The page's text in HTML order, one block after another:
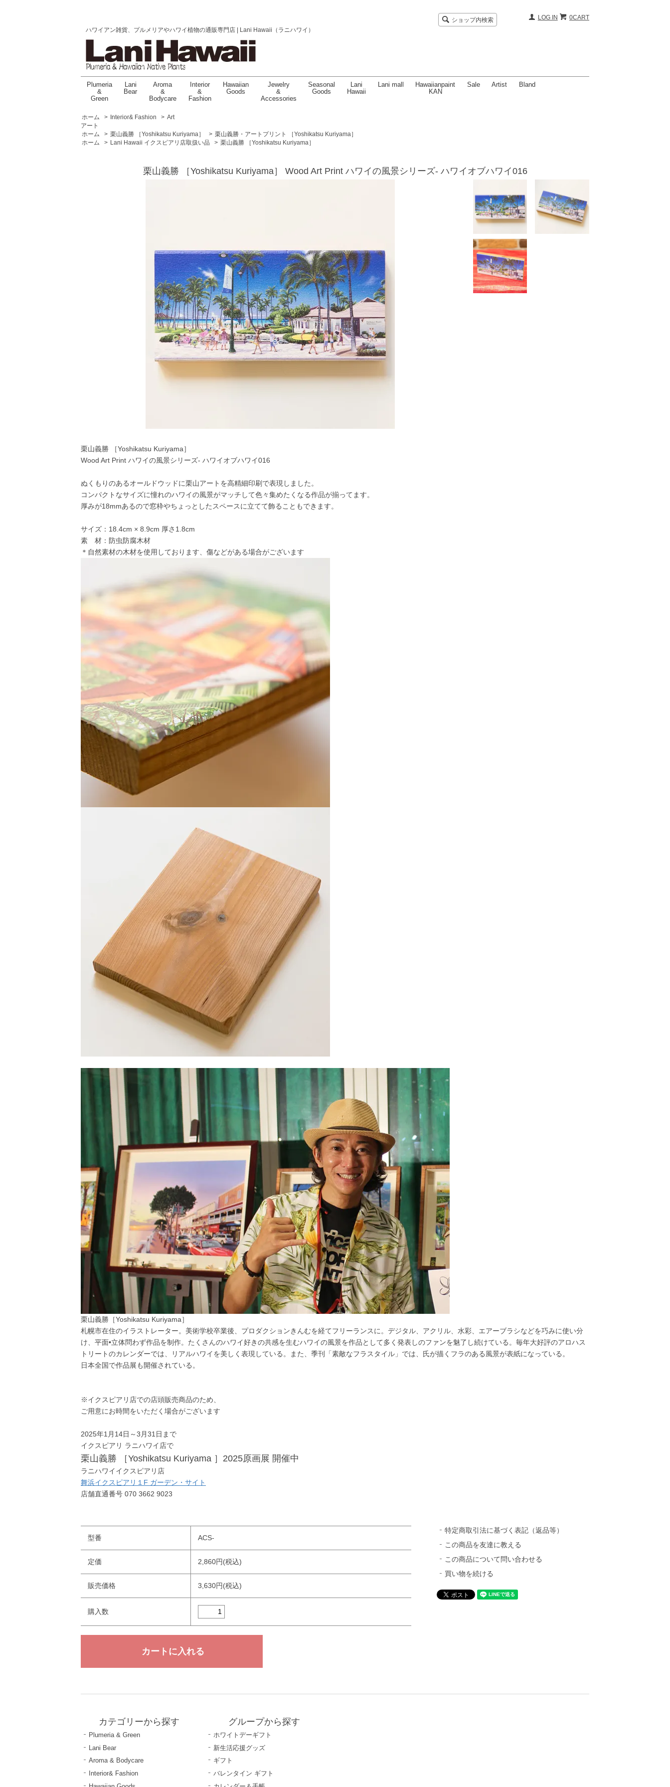
ハワイアン雑貨、プルメリアやハワイ植物の通販専門店 | Lani Hawaii（ラニハワイ）
ショップ内検索 0CART
LOG IN
Plumeria
&
Green
Lani
Bear
Aroma
&
Bodycare
Interior
&
Fashion
Hawaiian
Goods
Jewelry
&
Accessories
Seasonal
Goods
Lani
Hawaii
Lani mall
Hawaiianpaint
KAN
Sale Artist Bland
ホーム > Interior& Fashion > Art
アート
ホーム
> 栗山義勝 ［Yoshikatsu Kuriyama］ > 栗山義勝・アートプリント ［Yoshikatsu Kuriyama］
ホーム
> Lani Hawaii イクスピアリ店取扱い品 > 栗山義勝 ［Yoshikatsu Kuriyama］
栗山義勝 ［Yoshikatsu Kuriyama］ Wood Art Print ハワイの風景シリーズ- ハワイオブハワイ016
栗山義勝 ［Yoshikatsu Kuriyama］
Wood Art Print ハワイの風景シリーズ- ハワイオブハワイ016
ぬくもりのあるオールドウッドに栗山アートを高精細印刷で表現しました。
コンパクトなサイズに憧れのハワイの風景がマッチして色々集めたくなる作品が揃ってます。
厚みが18mmあるので窓枠やちょっとしたスペースに立てて飾ることもできます。
サイズ：18.4cm × 8.9cm 厚さ1.8cm
素 材：防虫防腐木材
＊自然素材の木材を使用しております、傷などがある場合がございます
栗山義勝［Yoshikatsu Kuriyama］
札幌市在住のイラストレーター。美術学校卒業後、プロダクションきんむを経てフリーランスに。デジタル、アクリル、水彩、エアーブラシなどを巧みに使い分
け、平面•立体問わず作品を制作。たくさんのハワイ好きの共感を生むハワイの風景を作品として多く発表しのファンを魅了し続けている。毎年大好評のアロハス
トリートのカレンダーでは、リアルハワイを美しく表現している。また、季刊「素敵なフラスタイル」では、氏が描くフラのある風景が表紙になっている。
日本全国で作品展も開催されている。
※イクスピアリ店での店頭販売商品のため、
ご用意にお時間をいただく場合がございます
2025年1月14日～3月31日まで
イクスピアリ ラニハワイ店で
栗山義勝 ［Yoshikatsu Kuriyama ］2025原画展 開催中
ラニハワイイクスピアリ店
舞浜イクスピアリ１F ガーデン・サイト
店舗直通番号 070 3662 9023
型番 ACS-
定価 2,860円(税込)
販売価格 3,630円(税込)
購入数
特定商取引法に基づく表記（返品等）
この商品を友達に教える
この商品について問い合わせる
買い物を続ける
カテゴリーから探す
Plumeria & Green
Lani Bear
Aroma & Bodycare
Interior& Fashion
グループから探す
ホワイトデーギフト
新生活応援グッズ
ギフト
バレンタイン ギフト